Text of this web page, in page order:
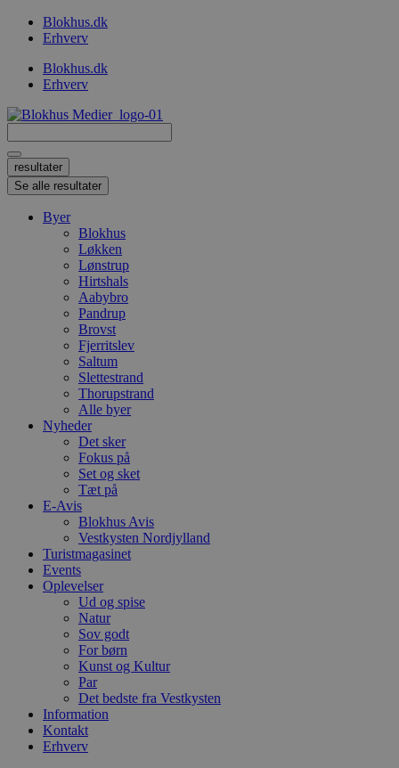
VidereBlokhus.dk
Erhverv
Blokhus.dk
Erhverv
...
resultater
Se alle resultater
Byer
Blokhus
Løkken
Lønstrup
Hirtshals
Aabybro
Pandrup
Brovst
Fjerritslev
Saltum
Slettestrand
Thorupstrand
Alle byer
Nyheder
Det sker
Fokus på
Set og sket
Tæt på
E-Avis
Blokhus Avis
Vestkysten Nordjylland
Turistmagasinet
Events
Oplevelser
Ud og spise
Natur
Sov godt
For børn
Kunst og Kultur
Par
Det bedste fra Vestkysten
Information
Kontakt
Erhverv